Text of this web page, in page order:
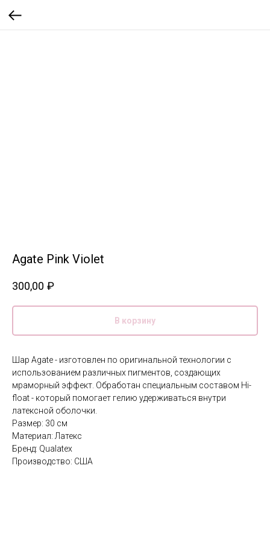
Agate Pink Violet
300,00 ₽
В корзину
Шар Agate - изготовлен по оригинальной технологии с
использованием различных пигментов, создающих
мраморный эффект. Обработан специальным составом Hi-
float - который помогает гелию удерживаться внутри
латексной оболочки.
Размер: 30 см
Материал: Латекс
Бренд: Qualatex
Производство: США